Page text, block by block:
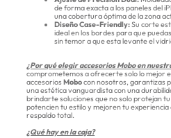
de forma exacta a los paneles del
una cobertura óptima de la zona
Diseño Case-Friendly:Su corte
ideal en los bordes para que
sin temor a que esta levante el
¿Por qué elegir accesorios Mobo en
comprometemos a ofrecerte solo lo mejor
accesoriosMobocon nosotros, garantizas
una estética vanguardista con una
brindarte soluciones que no solo protejan
potencien tu estilo y mejoren tu experiencia
respaldo total.
¿Qué hay en la caja?